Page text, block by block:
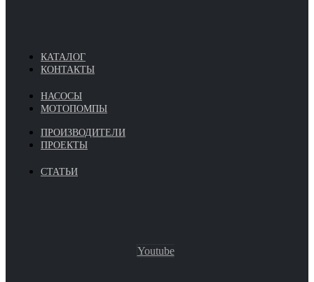
КАТАЛОГ
КОНТАКТЫ
НАСОСЫ
МОТОПОМПЫ
ПРОИЗВОДИТЕЛИ
ПРОЕКТЫ
СТАТЬИ
Youtube